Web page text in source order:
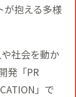
が抱える多様
や社会を動か
発「PR
」で